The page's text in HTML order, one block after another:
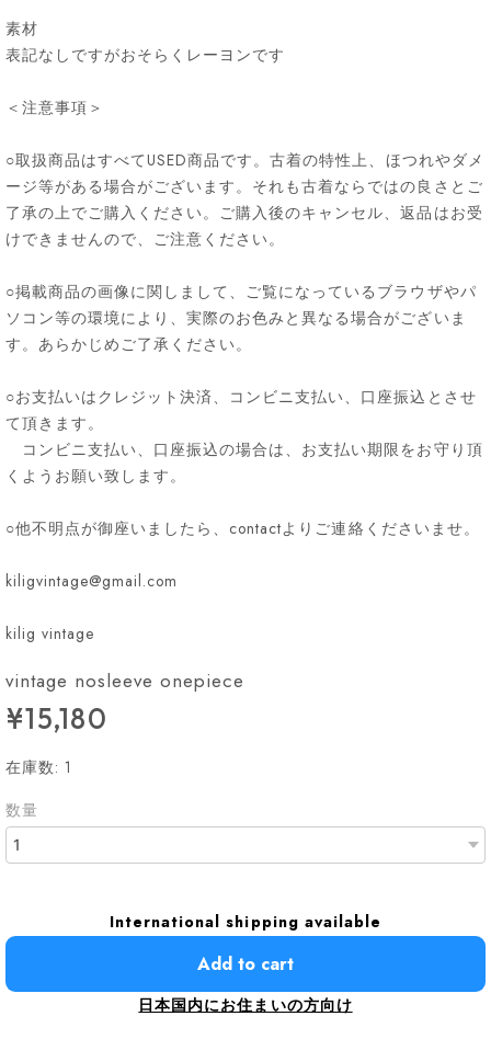
素材
表記なしですがおそらくレーヨンです
＜注意事項＞
○取扱商品はすべてUSED商品です。古着の特性上、ほつれやダメ
ージ等がある場合がございます。それも古着ならではの良さとご
了承の上でご購入ください。ご購入後のキャンセル、返品はお受
けできませんので、ご注意ください。
○掲載商品の画像に関しまして、ご覧になっているブラウザやパ
ソコン等の環境により、実際のお色みと異なる場合がございま
す。あらかじめご了承ください。
○お支払いはクレジット決済、コンビニ支払い、口座振込とさせ
て頂きます。
コンビニ支払い、口座振込の場合は、お支払い期限をお守り頂
くようお願い致します。
○他不明点が御座いましたら、contactよりご連絡くださいませ。
kiligvintage@gmail.com
kilig vintage
vintage nosleeve onepiece
¥15,180
在庫数: 1
数量
International shipping available
Add to cart
日本国内にお住まいの方向け